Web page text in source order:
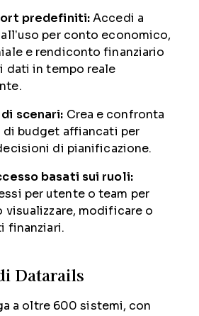
predefiniti: Accedi a
per conto economico,
e rendiconto finanziario
dati in tempo reale
scenari: Crea e confronta
di budget affiancati per
di pianificazione.
basati sui ruoli:
per utente o team per
visualizzare, modificare o
finanziari.
Datarails
a oltre 600 sistemi, con